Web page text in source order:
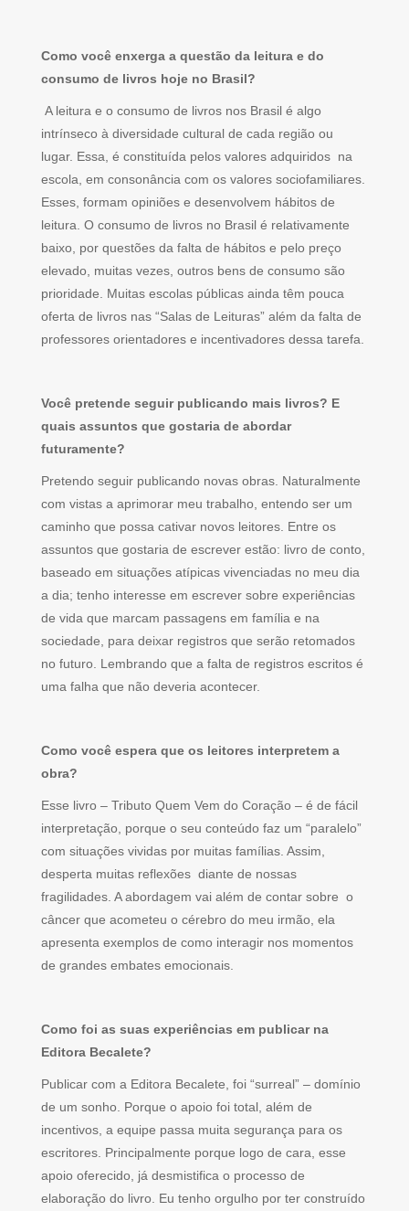
Como você enxerga a questão da leitura e do
consumo de livros hoje no Brasil?
A leitura e o consumo de livros nos Brasil é algo
intrínseco à diversidade cultural de cada região ou
lugar. Essa, é constituída pelos valores adquiridos na
escola, em consonância com os valores sociofamiliares.
Esses, formam opiniões e desenvolvem hábitos de
leitura. O consumo de livros no Brasil é relativamente
baixo, por questões da falta de hábitos e pelo preço
elevado, muitas vezes, outros bens de consumo são
prioridade. Muitas escolas públicas ainda têm pouca
oferta de livros nas “Salas de Leituras” além da falta de
professores orientadores e incentivadores dessa tarefa.
Você pretende seguir publicando mais livros? E
quais assuntos que gostaria de abordar
futuramente?
Pretendo seguir publicando novas obras. Naturalmente
com vistas a aprimorar meu trabalho, entendo ser um
caminho que possa cativar novos leitores. Entre os
assuntos que gostaria de escrever estão: livro de conto,
baseado em situações atípicas vivenciadas no meu dia
a dia; tenho interesse em escrever sobre experiências
de vida que marcam passagens em família e na
sociedade, para deixar registros que serão retomados
no futuro. Lembrando que a falta de registros escritos é
uma falha que não deveria acontecer.
Como você espera que os leitores interpretem a
obra?
Esse livro – Tributo Quem Vem do Coração – é de fácil
interpretação, porque o seu conteúdo faz um “paralelo”
com situações vividas por muitas famílias. Assim,
desperta muitas reflexões diante de nossas
fragilidades. A abordagem vai além de contar sobre o
câncer que acometeu o cérebro do meu irmão, ela
apresenta exemplos de como interagir nos momentos
de grandes embates emocionais.
Como foi as suas experiências em publicar na
Editora Becalete?
Publicar com a Editora Becalete, foi “surreal” – domínio
de um sonho. Porque o apoio foi total, além de
incentivos, a equipe passa muita segurança para os
escritores. Principalmente porque logo de cara, esse
apoio oferecido, já desmistifica o processo de
elaboração do livro. Eu tenho orgulho por ter construído